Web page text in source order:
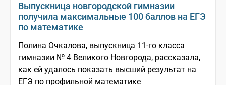
Выпускница новгородской гимназии
получила максимальные 100 баллов на ЕГЭ
по математике
Полина Очкалова, выпускница 11-го класса
гимназии № 4 Великого Новгорода, рассказала,
как ей удалось показать высший результат на
ЕГЭ по профильной математике